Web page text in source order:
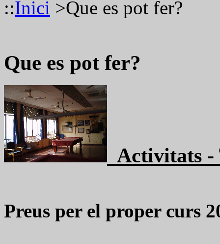
::Inici >Que es pot fer?
Que es pot fer?
Activitats -
Preus per el proper curs